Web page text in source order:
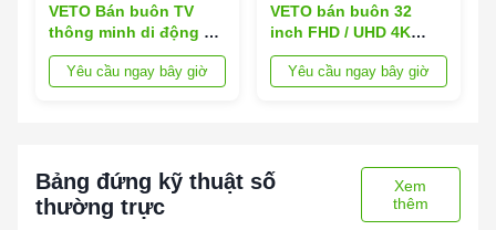
VETO Bán buôn TV
thông minh di động 4K
Free CMS Không dây
TV di động Tích hợp
Yêu cầu ngay bây giờ
VETO bán buôn 32
inch FHD / UHD 4K
Android tương tác cảm
ứng LCD với đứng di
Yêu cầu ngay bây giờ
Bảng đứng kỹ thuật số
thường trực
Xem
thêm